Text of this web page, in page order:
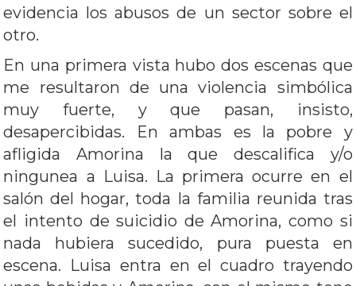
evidencia los abusos de un sector sobre el
otro.
En una primera vista hubo dos escenas que
me resultaron de una violencia simbólica
muy fuerte, y que pasan, insisto,
desapercibidas. En ambas es la pobre y
afligida Amorina la que descalifica y/o
ningunea a Luisa. La primera ocurre en el
salón del hogar, toda la familia reunida tras
el intento de suicidio de Amorina, como si
nada hubiera sucedido, pura puesta en
escena. Luisa entra en el cuadro trayendo